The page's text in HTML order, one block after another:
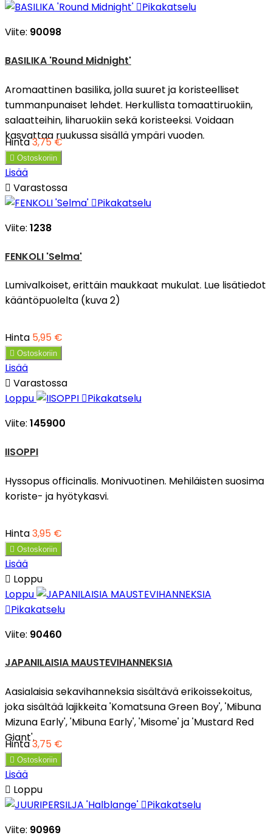
Pikakatselu
Viite: 90098
BASILIKA 'Round Midnight'
Aromaattinen basilika, jolla suuret ja koristeelliset
tummanpunaiset lehdet. Herkullista tomaattiruokiin,
salaatteihin, liharuokiin sekä koristeeksi. Voidaan
kasvattaa ruukussa sisällä ympäri vuoden.
Hinta3,75 €
 Ostoskoriin
Lisää
 Varastossa
Pikakatselu
Viite: 1238
FENKOLI 'Selma'
Lumivalkoiset, erittäin maukkaat mukulat. Lue lisätiedot
kääntöpuolelta (kuva 2)
Hinta 5,95 €
 Ostoskoriin
Lisää
 Varastossa
Loppu
Pikakatselu
Viite: 145900
IISOPPI
Hyssopus officinalis. Monivuotinen. Mehiläisten suosima
koriste- ja hyötykasvi.
Hinta3,95 €
 Ostoskoriin
Lisää
 Loppu
Loppu
Pikakatselu
Viite: 90460
JAPANILAISIA MAUSTEVIHANNEKSIA
Aasialaisia sekavihanneksia sisältävä erikoissekoitus,
joka sisältää lajikkeita 'Komatsuna Green Boy', 'Mibuna
Mizuna Early', 'Mibuna Early', 'Misome' ja 'Mustard Red
Giant'.
Hinta3,75 €
 Ostoskoriin
Lisää
 Loppu
Pikakatselu
Viite: 90969